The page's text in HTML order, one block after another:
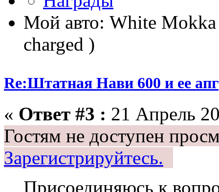
Мой авто: White
charged )
Re:Штатная Нави 600 и ее
« Ответ #3 : 21 Апрель
Гостям не доступен
Зарегистрируйтесь.
Присоединяюсь к